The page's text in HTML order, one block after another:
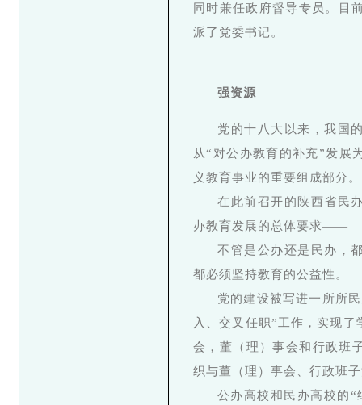
同时兼任政府督导专员。目
派了党委书记。
强资源
党的十八大以来，我国
从“对公办教育的补充”发展
义教育事业的重要组成部分。
在此前召开的陕西省民
办教育发展的总体要求——
不管是公办还是民办，
都必须坚持教育的公益性。
党的建设被写进一所所
入、交叉任职”工作，实现
会，董（理）事会和行政班
织与董（理）事会、行政班
公办高校和民办高校的